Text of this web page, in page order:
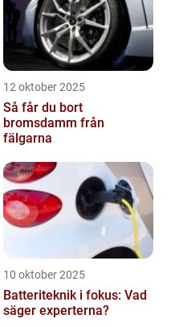
12 oktober 2025
Så får du bort
bromsdamm från
fälgarna
10 oktober 2025
Batteriteknik i fokus: Vad
säger experterna?